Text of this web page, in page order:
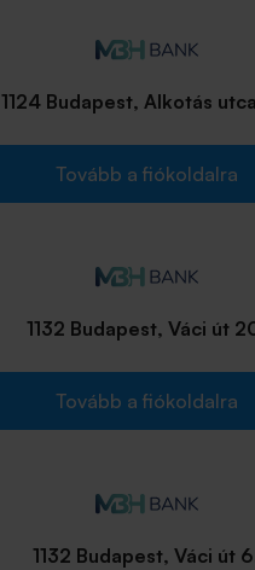
1124 Budapest, Alkotás
Tovább a fiókoldalra
1132 Budapest, Váci út
Tovább a fiókoldalra
1132 Budapest, Váci út